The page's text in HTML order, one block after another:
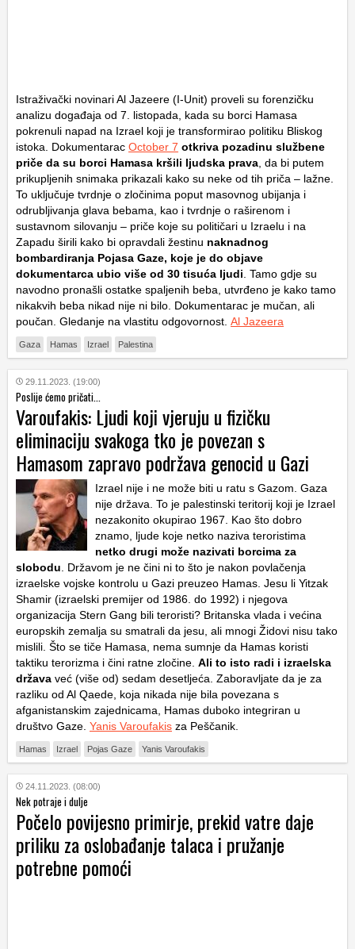
Istraživački novinari Al Jazeere (I-Unit) proveli su forenzičku
analizu događaja od 7. listopada, kada su borci Hamasa
pokrenuli napad na Izrael koji je transformirao politiku Bliskog
istoka. Dokumentarac October 7 otkriva pozadinu službene
priče da su borci Hamasa kršili ljudska prava , da bi putem
prikupljenih snimaka prikazali kako su neke od tih priča – lažne.
To uključuje tvrdnje o zločinima poput masovnog ubijanja i
odrubljivanja glava bebama, kao i tvrdnje o raširenom i
sustavnom silovanju – priče koje su političari u Izraelu i na
Zapadu širili kako bi opravdali žestinu naknadnog
bombardiranja Pojasa Gaze, koje je do objave
dokumentarca ubio više od 30 tisuća ljudi . Tamo gdje su
navodno pronašli ostatke spaljenih beba, utvrđeno je kako tamo
nikakvih beba nikad nije ni bilo. Dokumentarac je mučan, ali
poučan. Gledanje na vlastitu odgovornost. Al Jazeera
Gaza Hamas Izrael Palestina
29.11.2023. (19:00)
Poslije ćemo pričati...
Varoufakis: Ljudi koji vjeruju u fizičku
eliminaciju svakoga tko je povezan s
Hamasom zapravo podržava genocid u Gazi
Izrael nije i ne može biti u ratu s Gazom. Gaza
nije država. To je palestinski teritorij koji je Izrael
nezakonito okupirao 1967. Kao što dobro
znamo, ljude koje netko naziva teroristima
netko drugi može nazivati borcima za
slobodu . Državom je ne čini ni to što je nakon povlačenja
izraelske vojske kontrolu u Gazi preuzeo Hamas. Jesu li Yitzak
Shamir (izraelski premijer od 1986. do 1992) i njegova
organizacija Stern Gang bili teroristi? Britanska vlada i većina
europskih zemalja su smatrali da jesu, ali mnogi Židovi nisu tako
mislili. Što se tiče Hamasa, nema sumnje da Hamas koristi
taktiku terorizma i čini ratne zločine. Ali to isto radi i izraelska
država već (više od) sedam desetljeća. Zaboravljate da je za
razliku od Al Qaede, koja nikada nije bila povezana s
afganistanskim zajednicama, Hamas duboko integriran u
društvo Gaze. Yanis Varoufakis za Peščanik.
Hamas Izrael Pojas Gaze Yanis Varoufakis
24.11.2023. (08:00)
Nek potraje i dulje
Počelo povijesno primirje, prekid vatre daje
priliku za oslobađanje talaca i pružanje
potrebne pomoći